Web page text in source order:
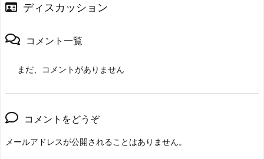
ディスカッション
コメント一覧
まだ、コメントがありません
コメントをどうぞ
メールアドレスが公開されることはありません。